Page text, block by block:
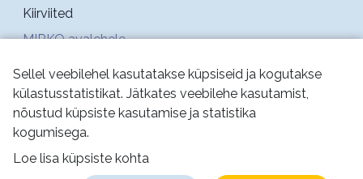
Sellel veebilehel kasutatakse küpsiseid ja kogutakse
külastusstatistikat. Jätkates veebilehe kasutamist,
nõustud küpsiste kasutamise ja statistika
kogumisega.
Loe lisa küpsiste kohta
Kiirviited
MIRKO avalehele
Abi
Jälgi meid:
Kasutustingimused Küpsised